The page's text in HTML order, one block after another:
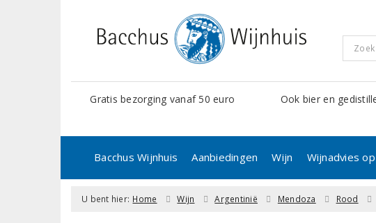
Gratis bezorging vanaf 50 euro Ook bier en
Bacchus Wijnhuis Aanbiedingen Wijn Wijnadvies
U bent hier: Home Wijn Argentinië Mendoza Rood